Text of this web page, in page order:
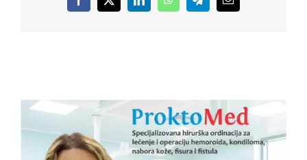
Facebook
X LinkedInWhatsAppTelegramEmail